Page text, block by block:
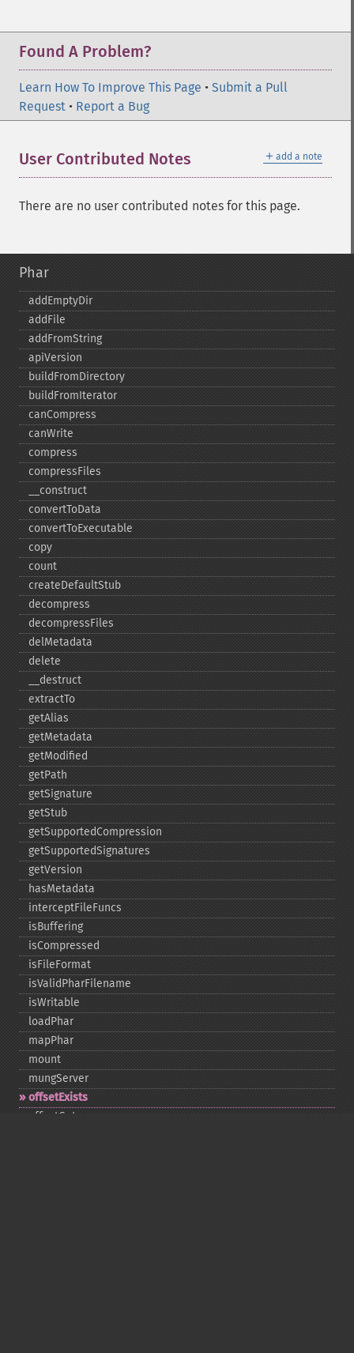
Found A Problem?
Learn How To Improve This Page • Submit a Pull
Request • Report a Bug
＋ add a note
User Contributed Notes
There are no user contributed notes for this page.
Phar
addEmptyDir
addFile
addFromString
apiVersion
buildFromDirectory
buildFromIterator
canCompress
canWrite
compress
compressFiles
_​_​construct
convertToData
convertToExecutable
copy
count
createDefaultStub
decompress
decompressFiles
delMetadata
delete
_​_​destruct
extractTo
getAlias
getMetadata
getModified
getPath
getSignature
getStub
getSupportedCompression
getSupportedSignatures
getVersion
hasMetadata
interceptFileFuncs
isBuffering
isCompressed
isFileFormat
isValidPharFilename
isWritable
loadPhar
mapPhar
mount
mungServer
offsetExists
offsetGet